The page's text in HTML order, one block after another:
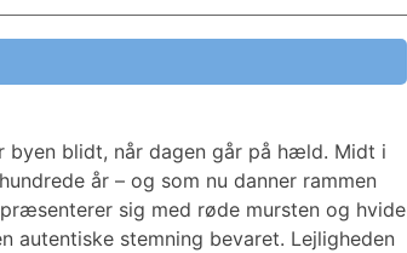
blidt, når dagen går på hæld. Midt i
år – og som nu danner rammen
sig med røde mursten og hvide
autentiske stemning bevaret. Lejligheden